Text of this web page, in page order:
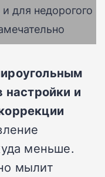
для недорогого
настройки и
меньше.
мылит